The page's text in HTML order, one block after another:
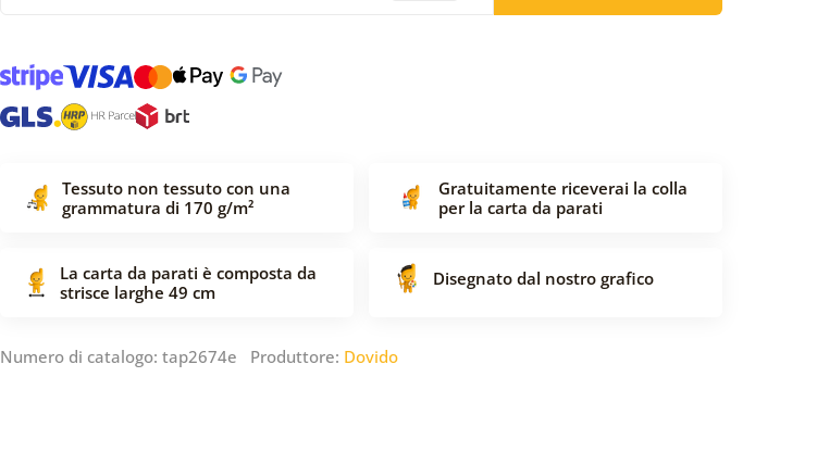
Tessuto non tessuto con una
grammatura di 170 g/m²
Gratuitamente riceverai la colla
per la carta da parati
La carta da parati è composta da
strisce larghe 49 cm
Disegnato dal nostro grafico
Numero di catalogo: tap2674e Produttore: Dovido